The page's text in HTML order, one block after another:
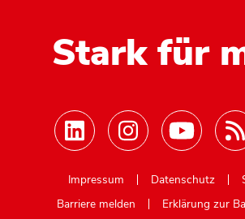
Stark für
Impressum
Datenschutz
Barriere melden
Erklärung zur